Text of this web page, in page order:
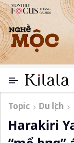
Topic Du lịch
Harakiri